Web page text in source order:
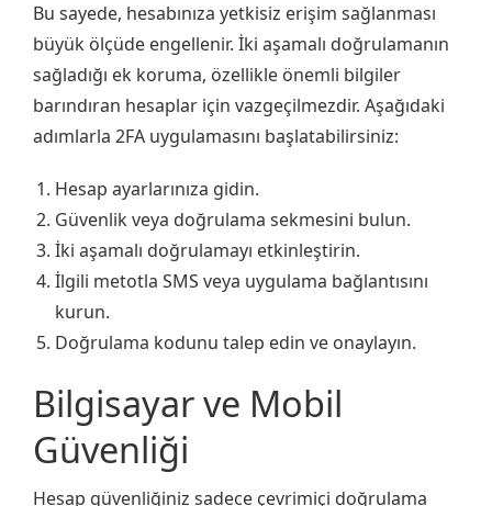
Bu sayede, hesabınıza yetkisiz erişim sağlanması
büyük ölçüde engellenir. İki aşamalı doğrulamanın
sağladığı ek koruma, özellikle önemli bilgiler
barındıran hesaplar için vazgeçilmezdir. Aşağıdaki
adımlarla 2FA uygulamasını başlatabilirsiniz:
Hesap ayarlarınıza gidin.
Güvenlik veya doğrulama sekmesini bulun.
İki aşamalı doğrulamayı etkinleştirin.
İlgili metotla SMS veya uygulama bağlantısını
kurun.
Doğrulama kodunu talep edin ve onaylayın.
Bilgisayar ve Mobil
Güvenliği
Hesap güvenliğiniz sadece çevrimiçi doğrulama